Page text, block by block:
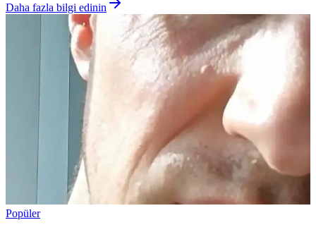
Daha fazla bilgi edinin
Popüler